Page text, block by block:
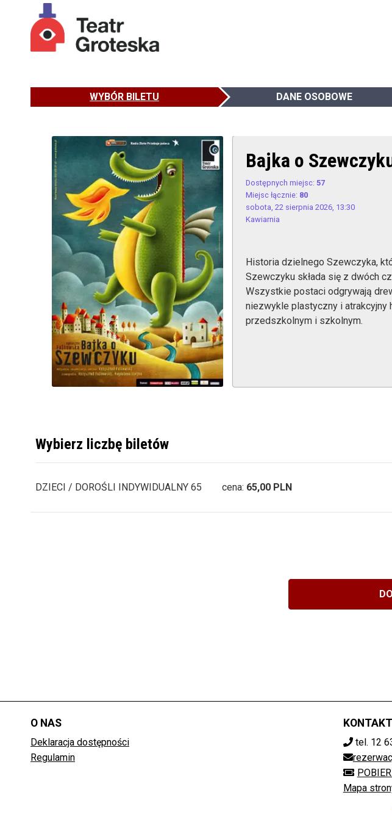
WYBÓR BILETU DANE OSOBOWE
Bajka o
Dostępnych miejsc:57
Miejsc łącznie: 80
sobota, 22 sierpnia 2026, 13:30
Kawiarnia
Historia dzielnego Szewczyka,
Szewczyku składa się z dwóch
Wszystkie postaci odgrywają
niezwykle plastyczny i
przedszkolnym i szkolnym.
Wybierz liczbę biletów
DZIECI / DOROŚLI INDYWIDUALNY 65 cena: 65,00 PLN
O NAS
Deklaracja dostępności
Regulamin
KONTAKT
tel. 12
Mapa